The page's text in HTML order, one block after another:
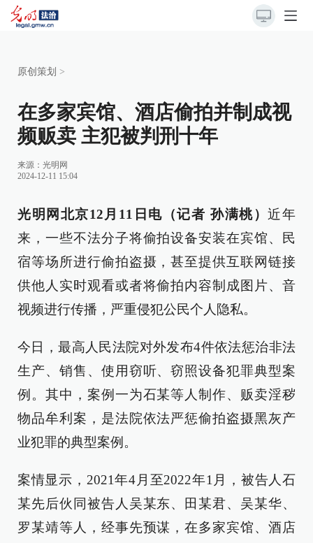
原创策划 >
在多家宾馆、酒店偷拍并制成视
频贩卖 主犯被判刑十年
来源： 光明网
2024-12-11 15:04
光明网北京12月11日电（记者 孙满桃）近年
来，一些不法分子将偷拍设备安装在宾馆、民
宿等场所进行偷拍盗摄，甚至提供互联网链接
供他人实时观看或者将偷拍内容制成图片、音
视频进行传播，严重侵犯公民个人隐私。
今日，最高人民法院对外发布4件依法惩治非法
生产、销售、使用窃听、窃照设备犯罪典型案
例。其中，案例一为石某等人制作、贩卖淫秽
物品牟利案，是法院依法严惩偷拍盗摄黑灰产
业犯罪的典型案例。
案情显示，2021年4月至2022年1月，被告人石
某先后伙同被告人吴某东、田某君、吴某华、
罗某靖等人，经事先预谋，在多家宾馆、酒店